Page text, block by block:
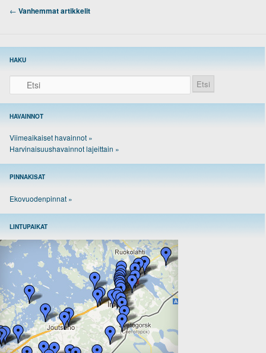
Artikkelien selaus
← Vanhemmat artikkelit
HAKU
HAVAINNOT
Viimeaikaiset havainnot »
Harvinaisuushavainnot lajeittain »
PINNAKISAT
Ekovuodenpinnat »
LINTUPAIKAT